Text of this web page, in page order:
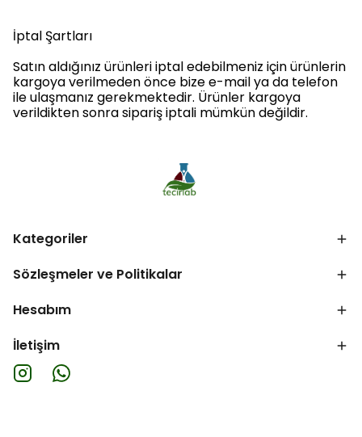
İptal Şartları
Satın aldığınız ürünleri iptal edebilmeniz için ürünlerin
kargoya verilmeden önce bize e-mail ya da telefon
ile ulaşmanız gerekmektedir. Ürünler kargoya
verildikten sonra sipariş iptali mümkün değildir.
Kategoriler
Sözleşmeler ve Politikalar
Hesabım
İletişim